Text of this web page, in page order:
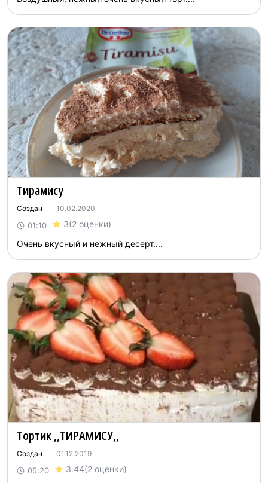
Тирамису
Создан 10.02.2020
01:10 3(2 оценки)
Очень вкусный и нежный десерт....
Topтик ,,TИPAМИCУ,,
Создан 01.12.2019
05:20 3.44(2 оценки)